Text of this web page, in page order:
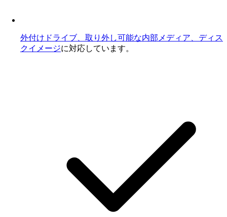
外付けドライブ、取り外し可能な内部メディア、ディス
クイメージに対応しています。